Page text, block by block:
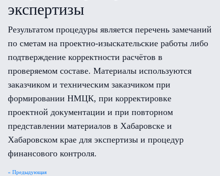
экспертизы
Результатом процедуры является перечень замечаний
по сметам на проектно-изыскательские работы либо
подтверждение корректности расчётов в
проверяемом составе. Материалы используются
заказчиком и техническим заказчиком при
формировании НМЦК, при корректировке
проектной документации и при повторном
представлении материалов в Хабаровске и
Хабаровском крае для экспертизы и процедур
финансового контроля.
« Предыдующая